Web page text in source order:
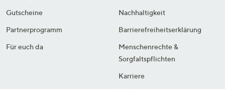
Gutscheine
Partnerprogramm
Für euch da
Nachhaltigkeit
Barrierefreiheitserklärung
Menschenrechte &
Sorgfaltspflichten
Karriere